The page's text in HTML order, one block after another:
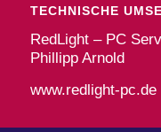
TECHNISCHE
RedLight – PC
Phillipp Arnold
www.redlight-pc.de